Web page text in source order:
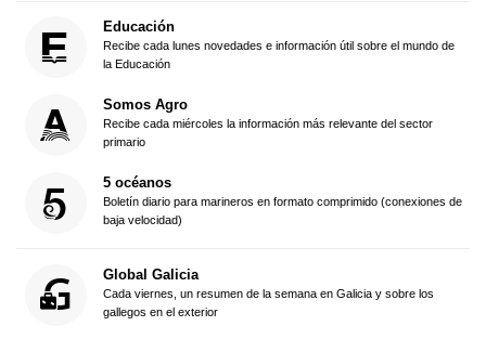
Educación
Recibe cada lunes novedades e información útil sobre el mundo de
la Educación
Somos Agro
Recibe cada miércoles la información más relevante del sector
primario
5 océanos
Boletín diario para marineros en formato comprimido (conexiones de
baja velocidad)
Global Galicia
Cada viernes, un resumen de la semana en Galicia y sobre los
gallegos en el exterior